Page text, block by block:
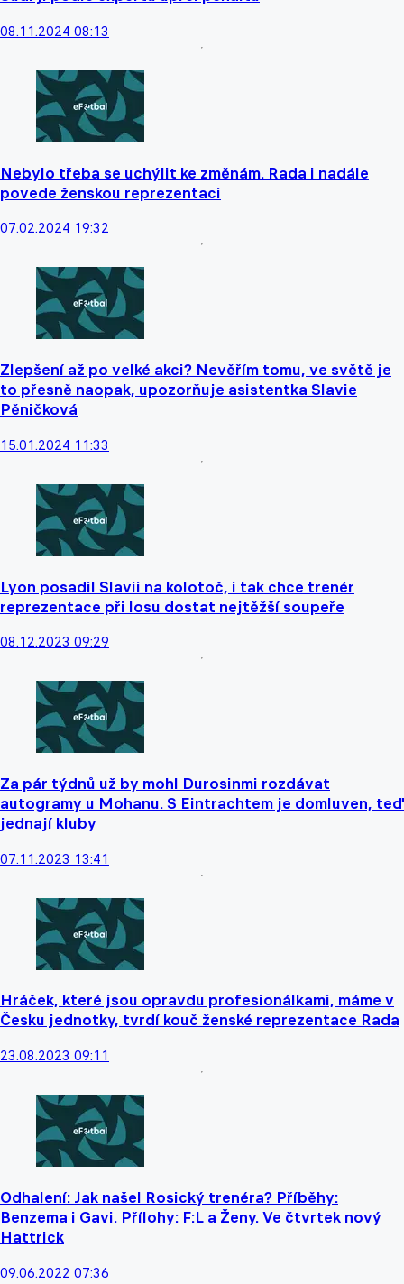
08.11.2024 08:13
Nebylo třeba se uchýlit ke změnám. Rada i nadále
povede ženskou reprezentaci
07.02.2024 19:32
Zlepšení až po velké akci? Nevěřím tomu, ve světě je
to přesně naopak, upozorňuje asistentka Slavie
Pěničková
15.01.2024 11:33
Lyon posadil Slavii na kolotoč, i tak chce trenér
reprezentace při losu dostat nejtěžší soupeře
08.12.2023 09:29
Za pár týdnů už by mohl Durosinmi rozdávat
autogramy u Mohanu. S Eintrachtem je domluven, teď
jednají kluby
07.11.2023 13:41
Hráček, které jsou opravdu profesionálkami, máme v
Česku jednotky, tvrdí kouč ženské reprezentace Rada
23.08.2023 09:11
Odhalení: Jak našel Rosický trenéra? Příběhy:
Benzema i Gavi. Přílohy: F:L a Ženy. Ve čtvrtek nový
Hattrick
09.06.2022 07:36